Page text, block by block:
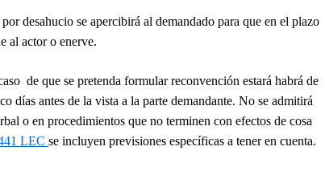
desahucio se apercibirá al demandado para que en el plazo
al actor o enerve.
de que se pretenda formular reconvención estará habrá de
días antes de la vista a la parte demandante. No se admitirá
o en procedimientos que no terminen con efectos de cosa
LEC se incluyen previsiones específicas a tener en cuenta.